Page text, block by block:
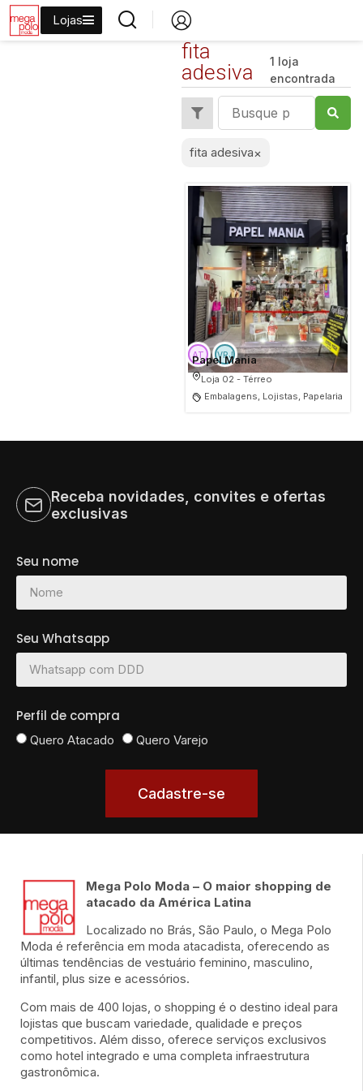
Lojas
fita
adesiva
1 loja
encontrada
fita adesiva×
Papel Mania
Loja 02 - Térreo
Embalagens, Lojistas, Papelaria
Receba novidades, convites e ofertas
exclusivas
Seu nome
Seu Whatsapp
Perfil de compra
Quero Atacado Quero Varejo
Cadastre-se
Mega Polo Moda – O maior shopping de
atacado da América Latina
Localizado no Brás, São Paulo, o Mega Polo
Moda é referência em moda atacadista, oferecendo as
últimas tendências de vestuário feminino, masculino,
infantil, plus size e acessórios.
Com mais de 400 lojas, o shopping é o destino ideal para
lojistas que buscam variedade, qualidade e preços
competitivos. Além disso, oferece serviços exclusivos
como hotel integrado e uma completa infraestrutura
gastronômica.